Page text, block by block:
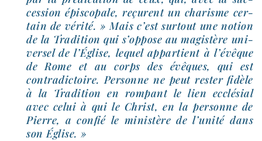
ces­sion épis­co­pale, reçurent un cha­risme cer­
tain de véri­té. » Mais c’est sur­tout une notion
de la Tradition qui s’op­pose au magis­tère uni­
ver­sel de l’Église, lequel appar­tient à l’é­vêque
de Rome et au corps des évêques, qui est
contra­dic­toire. Personne ne peut res­ter fidèle
à la Tradition en rom­pant le lien ecclé­sial
avec celui à qui le Christ, en la per­sonne de
Pierre, a confié le minis­tère de l’u­ni­té dans
son Église. »